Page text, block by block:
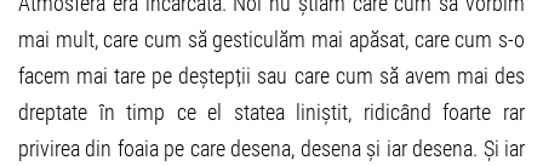
mai mult, care cum să gesticulăm mai apăsat, care cum s-o
facem mai tare pe deștepții sau care cum să avem mai des
dreptate în timp ce el statea liniștit, ridicând foarte rar
privirea din foaia pe care desena, desena și iar desena. Și iar